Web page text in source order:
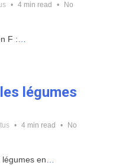
4 min read
No
F :
légumes
4 min read
No
en